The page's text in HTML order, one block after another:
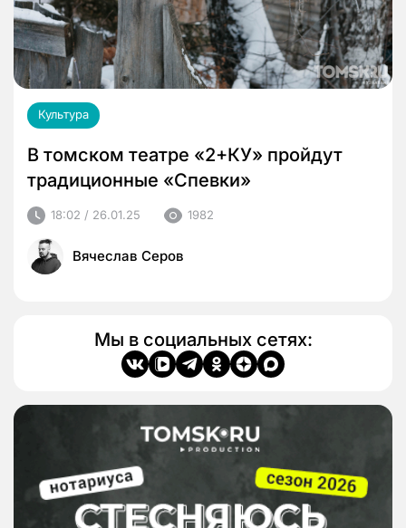
Культура
В томском театре «2+КУ» пройдут
традиционные «Спевки»
18:02 / 26.01.25 1982
Вячеслав Серов
Мы в социальных сетях: